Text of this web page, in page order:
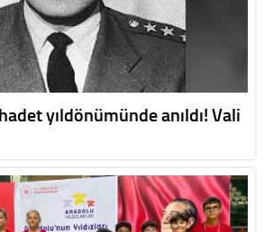
yıldönümünde anıldı! Vali